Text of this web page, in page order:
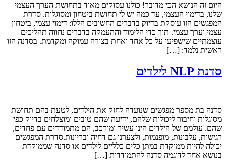
היום זה הנושא הכי מדובר! כולנו עסוקים מאוד בתחושת הערך העצמי
שלנו, בדימוי העצמי, עד כמה יש לי תחושת ביטחון ומסוגלות. סדרת
המפגשים הזו עוסקת בדיוק בדברים החשובים הללו: דימוי עצמי, ביטחון
עצמי וערך עצמי. תוך כדי הלימוד וההעמקה בדברים נחווה תהליכים
עוצמתיים שישפיעו על כל אחד ואחת בצורה עמוקה ומקדמת. בסדנה הזו
ראשית נלמד: […]
סדנת NLP לילדים
סדנה בת מספר מפגשים שנועדה לחזק את הילדים, לטעת בהם תחושת
מסוגלות וחיבור ליכולות שלהם, ידיעה שהם טובים ומוצלחים בדיוק כפי
שהם. עולמם של הילדים הינו עשיר ומורכב, הם מתמודדים עם פחדים,
רגישות, עלבונות, מופנמות, ולצערנו גם דחיה ובריונות.סדרת המפגשים
יכולה להיות ממוקדת במתן כלים כלליים לילדים או סדנה שממוקדת
בנושא אחד לדוגמה סדנה להתמודדות […]